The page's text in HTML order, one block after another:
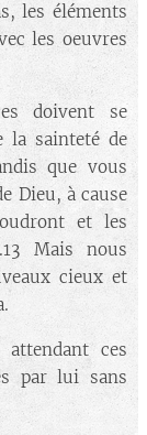
les éléments
les oeuvres
doivent se
la sainteté de
que vous
Dieu, à cause
et les
Mais nous
cieux et
ces
par lui sans